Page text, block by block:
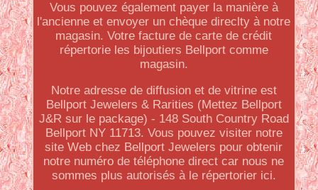
Vous pouvez également payer la manière à
l'ancienne et envoyer un chèque direclty à notre
magasin. Votre facture de carte de crédit
répertorie les bijoutiers Bellport comme
magasin.
Notre adresse de diffusion et de vitrine est
Bellport Jewelers & Rarities (Mettez Bellport
J&R sur le package) - 148 South Country Road
Bellport NY 11713. Vous pouvez visiter notre
site Web chez Bellport Jewelers pour obtenir
notre numéro de téléphone direct car nous ne
sommes plus autorisés à le répertorier ici.